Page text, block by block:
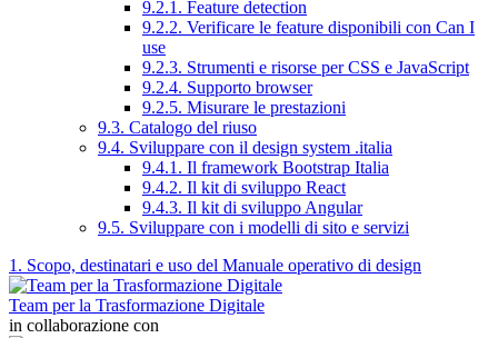
9.2.1. Feature detection
9.2.2. Verificare le feature disponibili con Can I
use
9.2.3. Strumenti e risorse per CSS e JavaScript
9.2.4. Supporto browser
9.2.5. Misurare le prestazioni
9.3. Catalogo del riuso
9.4. Sviluppare con il design system .italia
9.4.1. Il framework Bootstrap Italia
9.4.2. Il kit di sviluppo React
9.4.3. Il kit di sviluppo Angular
9.5. Sviluppare con i modelli di sito e servizi
1. Scopo, destinatari e uso del Manuale operativo di design
Team per la Trasformazione Digitale
in collaborazione con